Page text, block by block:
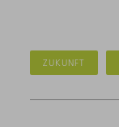
ZUKUNFT